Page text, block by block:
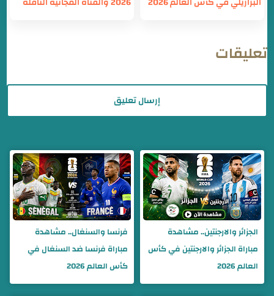
تعليقات
إرسال تعليق
الجزائر والارجنتين.. مشاهدة
مباراة الجزائر والارجنتين في كأس
العالم 2026
فرنسا والسنغال.. مشاهدة
مباراة فرنسا ضد السنغال في
كأس العالم 2026